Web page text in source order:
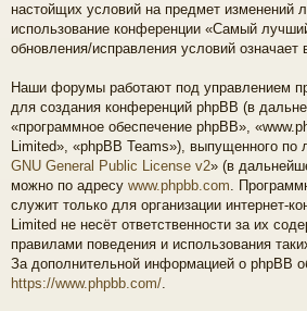
настойщих условий на предмет изменений
использование конференции «Самый
обновления/исправления условий
Наши форумы работают под управлением
для создания конференций phpBB (в
«программное обеспечение phpBB»,
Limited», «phpBB Teams»), выпущенного по
GNU General Public License v2» (в
можно по адресу www.phpbb.com.
служит только для организации интернет-
Limited не несёт ответственности за их
правилами поведения и использования
За дополнительной информацией о phpBB
https://www.phpbb.com/.